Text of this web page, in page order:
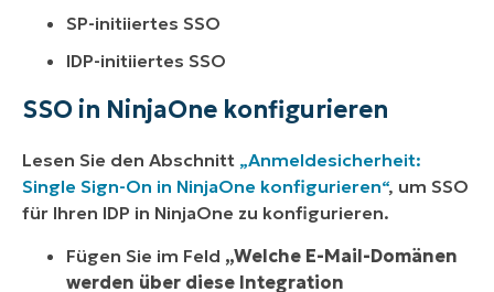
SP-initiiertes SSO
IDP-initiiertes SSO
SSO in NinjaOne konfigurieren
Lesen Sie den Abschnitt „Anmeldesicherheit:
Single Sign-On in NinjaOne konfigurieren“, um SSO
für Ihren IDP in NinjaOne zu konfigurieren.
Fügen Sie im Feld „Welche E-Mail-Domänen
werden über diese Integration